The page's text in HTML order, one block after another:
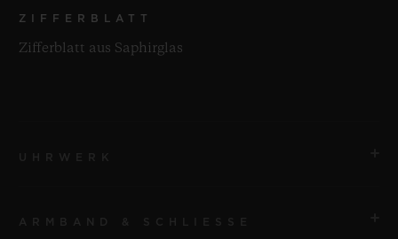
ZIFFERBLATT
Zifferblatt aus Saphirglas